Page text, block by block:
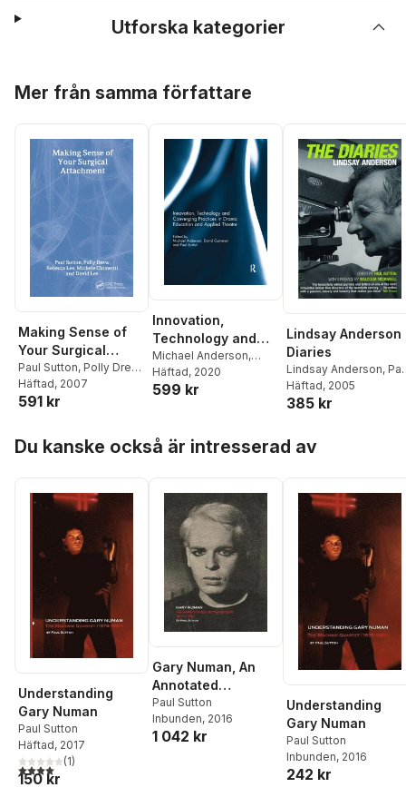
Utforska kategorier
Mer från samma författare
Making Sense of
Your Surgical
Attachment
Paul Sutton, Polly Drew
Rebecca Lee
Chimenti
Häftad, 2007
591 kr
Innovation,
Technology and
Converging
Practices in Drama
Education and
Michael Anderson,
David Cameron
Sutton
Häftad, 2020
599 kr
Lindsay Anderson
Diaries
Lindsay Anderson,
Sutton
Häftad, 2005
385 kr
Du kanske också är intresserad av
Understanding
Gary Numan
Paul Sutton
Häftad, 2017
4,0utav 5 stjärnor. Totalt antal röster:
(1)
150 kr
Gary Numan, An
Annotated
Scrapbook
Paul Sutton
Inbunden, 2016
1 042 kr
Understanding
Gary Numan
Paul Sutton
Inbunden, 2016
242 kr